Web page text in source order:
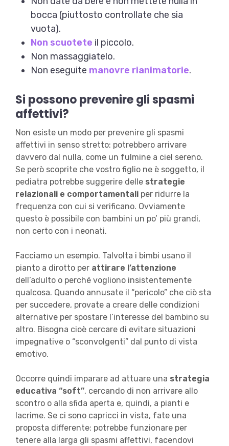
bocca (piuttosto controllate che sia
vuota).
Non scuotete il piccolo.
Non massaggiatelo.
Non eseguite manovre rianimatorie.
Si possono prevenire gli spasmi
affettivi?
Non esiste un modo per prevenire gli spasmi
affettivi in senso stretto: potrebbero arrivare
davvero dal nulla, come un fulmine a ciel sereno.
Se però scoprite che vostro figlio ne è soggetto, il
pediatra potrebbe suggerire delle strategie
relazionali e comportamentaliper ridurre la
frequenza con cui si verificano. Ovviamente
questo è possibile con bambini un po’ più grandi,
non certo con i neonati.
Facciamo un esempio. Talvolta i bimbi usano il
pianto a dirotto per attirare l’attenzione
dell’adulto o perché vogliono insistentemente
qualcosa. Quando annusate il “pericolo” che ciò sta
per succedere, provate a creare delle condizioni
alternative per spostare l’interesse del bambino su
altro. Bisogna cioè cercare di evitare situazioni
impegnative o “sconvolgenti” dal punto di vista
emotivo.
Occorre quindi imparare ad attuare una strategia
educativa “soft”, cercando di non arrivare allo
scontro o alla sfida aperta e, quindi, a pianti e
lacrime. Se ci sono capricci in vista, fate una
proposta differente: potrebbe funzionare per
tenere alla larga gli spasmi affettivi, facendovi